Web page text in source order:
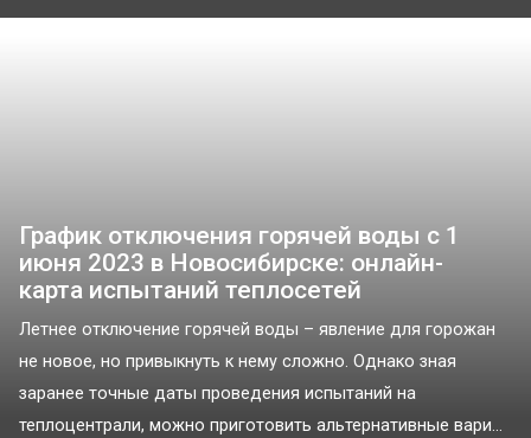
График отключения горячей воды с 1
июня 2023 в Новосибирске: онлайн-
карта испытаний теплосетей
Летнее отключение горячей воды – явление для горожан
не новое, но привыкнуть к нему сложно. Однако зная
заранее точные даты проведения испытаний на
теплоцентрали, можно приготовить альтернативные вари...